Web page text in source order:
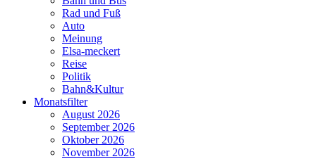
Rad und Fuß
Auto
Meinung
Elsa-meckert
Reise
Politik
Bahn&Kultur
Monatsfilter
August 2026
September 2026
Oktober 2026
November 2026